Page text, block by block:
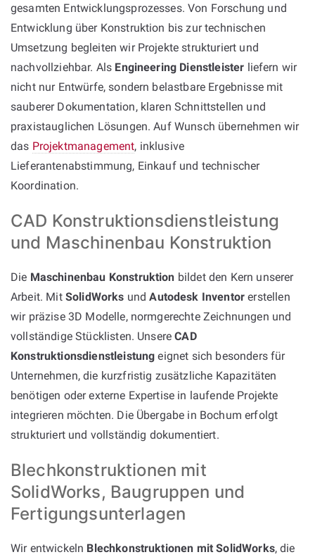
gesamten Entwicklungsprozesses. Von Forschung und
Entwicklung über Konstruktion bis zur technischen
Umsetzung begleiten wir Projekte strukturiert und
nachvollziehbar. Als Engineering Dienstleister liefern wir
nicht nur Entwürfe, sondern belastbare Ergebnisse mit
sauberer Dokumentation, klaren Schnittstellen und
praxistauglichen Lösungen. Auf Wunsch übernehmen wir
das Projektmanagement, inklusive
Lieferantenabstimmung, Einkauf und technischer
Koordination.
CAD Konstruktionsdienstleistung
und Maschinenbau Konstruktion
Die Maschinenbau Konstruktion bildet den Kern unserer
Arbeit. Mit SolidWorks undAutodesk Inventor erstellen
wir präzise 3D Modelle, normgerechte Zeichnungen und
vollständige Stücklisten. UnsereCAD
Konstruktionsdienstleistung eignet sich besonders für
Unternehmen, die kurzfristig zusätzliche Kapazitäten
benötigen oder externe Expertise in laufende Projekte
integrieren möchten. Die Übergabe in Bochum erfolgt
strukturiert und vollständig dokumentiert.
Blechkonstruktionen mit
SolidWorks, Baugruppen und
Fertigungsunterlagen
Wir entwickeln Blechkonstruktionen mit SolidWorks, die